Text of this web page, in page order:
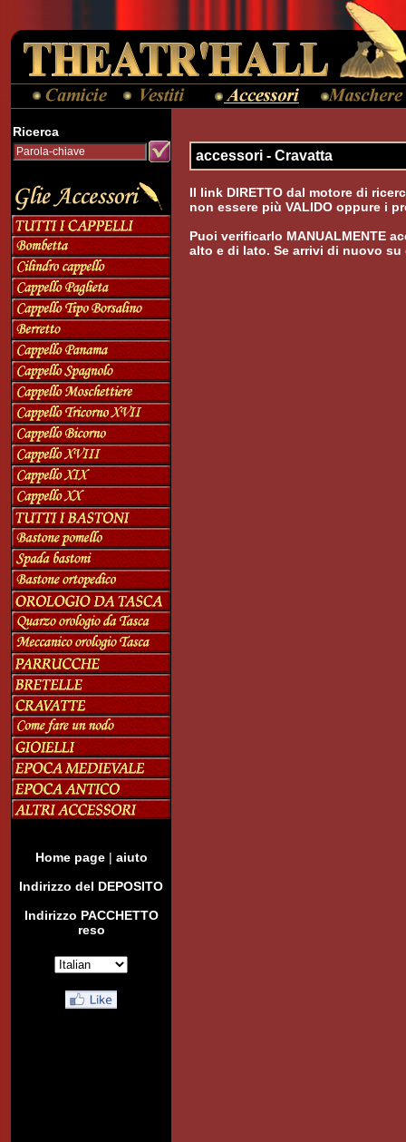
Ricerca
Home page| aiuto
Indirizzo del DEPOSITO
Indirizzo PACCHETTO
reso
accessori - Cravatta
Il link DIRETTO dal motore di
non essere più VALIDO oppure i
Puoi verificarlo MANUALMENTE
alto e di lato. Se arrivi di nuovo